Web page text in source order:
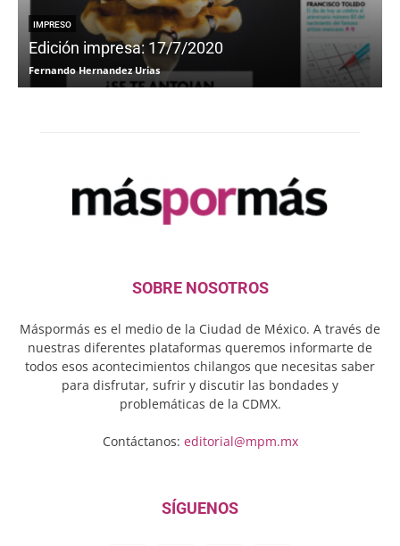
IMPRESO
Edición impresa: 17/7/2020
Fernando Hernandez Urias
SOBRE NOSOTROS
Máspormás es el medio de la Ciudad de México. A través de
nuestras diferentes plataformas queremos informarte de
todos esos acontecimientos chilangos que necesitas saber
para disfrutar, sufrir y discutir las bondades y
problemáticas de la CDMX.
Contáctanos: editorial@mpm.mx
SÍGUENOS